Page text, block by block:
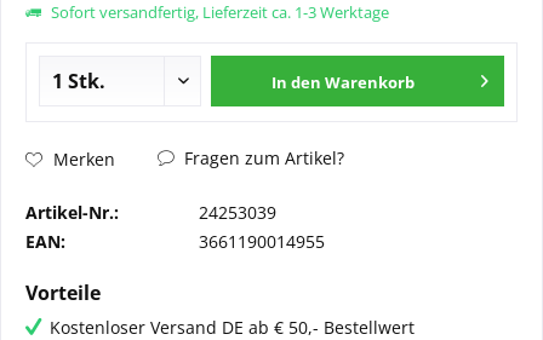
Sofort versandfertig, Lieferzeit ca. 1-3 Werktage
In den Warenkorb
Merken Fragen zum Artikel?
Artikel-Nr.:
24253039
EAN:
3661190014955
Vorteile
Kostenloser Versand DE ab € 50,- Bestellwert